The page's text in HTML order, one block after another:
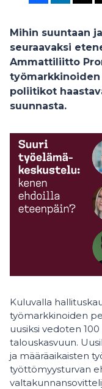
Mihin suuntaan
seuraavaksi
Ammattiliitto
poliitikot
suunnasta.
Kuluvalla
työmarkkinoiden
uusiksi vedoten
talouskasvuun.
ja määräaikaisten
työttömyysturvan